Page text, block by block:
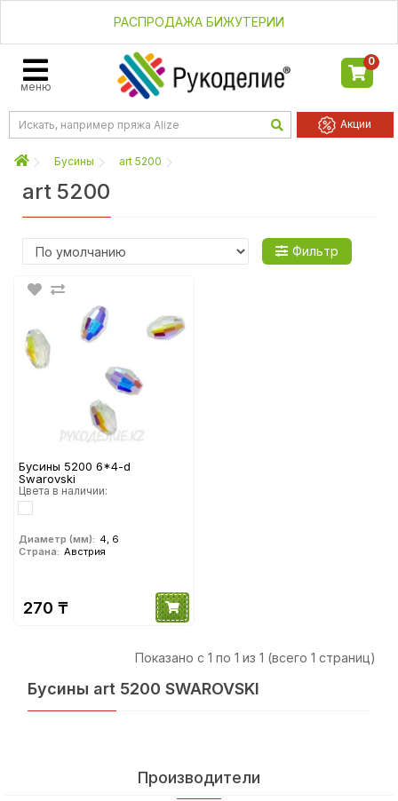
РАСПРОДАЖА БИЖУТЕРИИ
меню
0
Акции
Бусины art 5200
art 5200
Фильтр
Бусины 5200 6*4-d
Swarovski
Цвета в наличии:
Диаметр (мм): 4, 6
Страна: Австрия
270 ₸
Показано с 1 по 1 из 1 (всего 1 страниц)
Бусины art 5200 SWAROVSKI
Производители